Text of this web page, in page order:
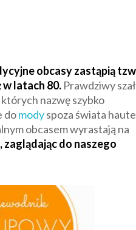
obcasy zastąpią
w latach 80. Prawdziwy
nazwę szybko
domodyspoza świata haute
obcasem wyrastają na
zaglądając do naszego